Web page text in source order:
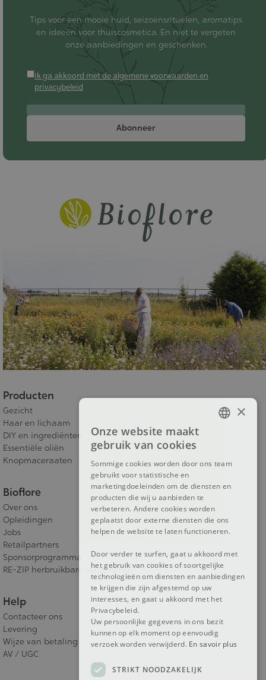
Producten
Gezicht
Haar en lichaam
DIY en ingrediënten
Essentiële oliën
Knopmaceraaten
Bioflore
Over ons
Opleidingen
Jobs
Retailpartners
Sponsorprogramma
RE-ZIP herbruikbare verpakking
Help
Contacteer ons
Levering
Wijze van betaling
AV / UGC
Tips voor een mooie huid, seizoensrituelen, aromatips
en ideeën voor thuiscosmetica. En niet te vergeten
onze aanbiedingen en geschenken.
Ik ga akkoord met de algemene voorwaarden en
privacybeleid
Abonneer
×
Onze website maakt
gebruik van cookies
Sommige cookies worden door ons team
gebruikt voor statistische en
marketingdoeleinden om de diensten en
producten die wij u aanbieden te
verbeteren. Andere cookies worden
geplaatst door externe diensten die ons
helpen de website te laten functioneren.
Door verder te surfen, gaat u akkoord met
het gebruik van cookies of soortgelijke
technologieën om diensten en aanbiedingen
te krijgen die zijn afgestemd op uw
interesses, en gaat u akkoord met het
Privacybeleid.
Uw persoonlijke gegevens in ons bezit
kunnen op elk moment op eenvoudig
verzoek worden verwijderd. En savoir plus
STRIKT NOODZAKELIJK